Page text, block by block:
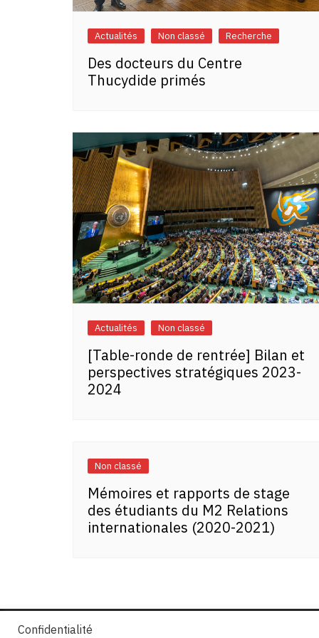
Actualités Non classé Recherche
Des docteurs du Centre
Thucydide primés
Actualités Non classé
[Table-ronde de rentrée] Bilan et
perspectives stratégiques 2023-
2024
Non classé
Mémoires et rapports de stage
des étudiants du M2 Relations
internationales (2020-2021)
Confidentialité